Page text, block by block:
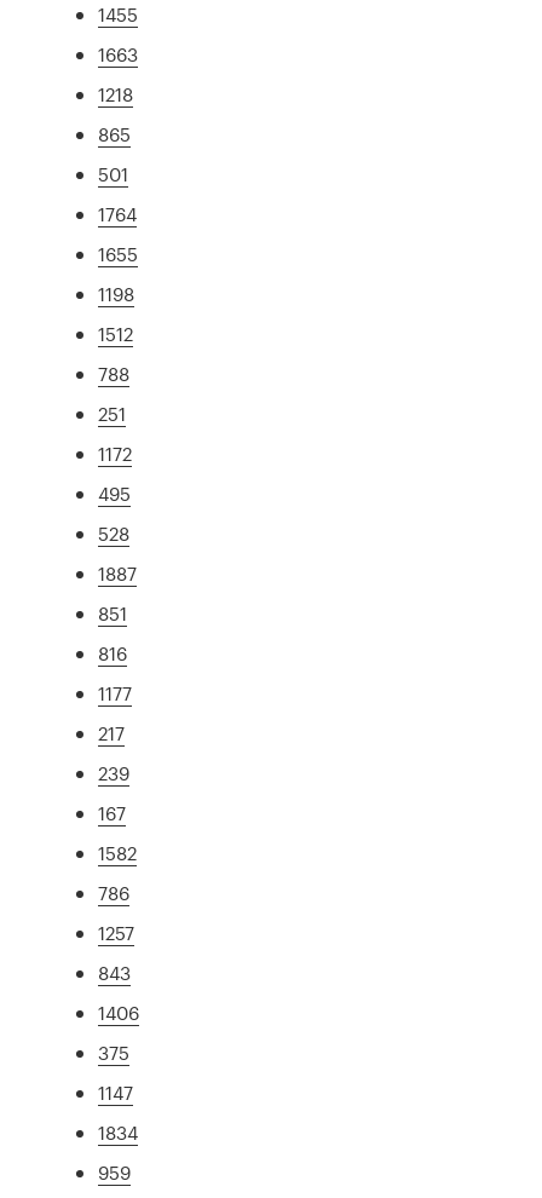
1455
1663
1218
865
501
1764
1655
1198
1512
788
251
1172
495
528
1887
851
816
1177
217
239
167
1582
786
1257
843
1406
375
1147
1834
959